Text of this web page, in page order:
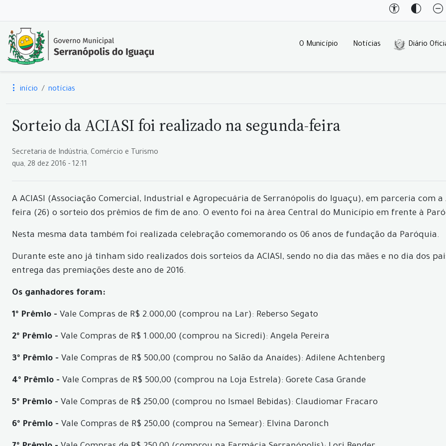
O Município Notícias Diário
início notícias
Sorteio da ACIASI foi realizado na segunda-feira
Secretaria de Indústria, Comércio e Turismo
qua, 28 dez 2016 - 12:11
A ACIASI (Associação Comercial, Industrial e Agropecuária de Serranópolis do Iguaçu), em parceria com
feira (26) o sorteio dos prêmios de fim de ano. O evento foi na àrea Central do Município em frente à
Nesta mesma data também foi realizada celebração comemorando os 06 anos de fundação da Paróquia.
Durante este ano já tinham sido realizados dois sorteios da ACIASI, sendo no dia das mães e no dia dos
entrega das premiações deste ano de 2016.
Os ganhadores foram:
1º Prêmio - Vale Compras de R$ 2.000,00 (comprou na Lar): Reberso Segato
2º Prêmio - Vale Compras de R$ 1.000,00 (comprou na Sicredi): Angela Pereira
3º Prêmio - Vale Compras de R$ 500,00 (comprou no Salão da Anaídes): Adilene Achtenberg
4º Prêmio - Vale Compras de R$ 500,00 (comprou na Loja Estrela): Gorete Casa Grande
5º Prêmio - Vale Compras de R$ 250,00 (comprou no Ismael Bebidas): Claudiomar Fracaro
6º Prêmio - Vale Compras de R$ 250,00 (comprou na Semear): Elvina Daronch